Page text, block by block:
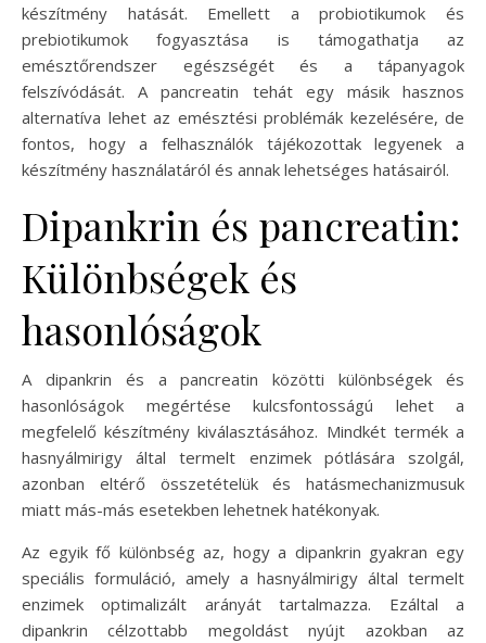
készítmény hatását. Emellett a probiotikumok és
prebiotikumok fogyasztása is támogathatja az
emésztőrendszer egészségét és a tápanyagok
felszívódását. A pancreatin tehát egy másik hasznos
alternatíva lehet az emésztési problémák kezelésére, de
fontos, hogy a felhasználók tájékozottak legyenek a
készítmény használatáról és annak lehetséges hatásairól.
Dipankrin és pancreatin:
Különbségek és
hasonlóságok
A dipankrin és a pancreatin közötti különbségek és
hasonlóságok megértése kulcsfontosságú lehet a
megfelelő készítmény kiválasztásához. Mindkét termék a
hasnyálmirigy által termelt enzimek pótlására szolgál,
azonban eltérő összetételük és hatásmechanizmusuk
miatt más-más esetekben lehetnek hatékonyak.
Az egyik fő különbség az, hogy a dipankrin gyakran egy
speciális formuláció, amely a hasnyálmirigy által termelt
enzimek optimalizált arányát tartalmazza. Ezáltal a
dipankrin célzottabb megoldást nyújt azokban az